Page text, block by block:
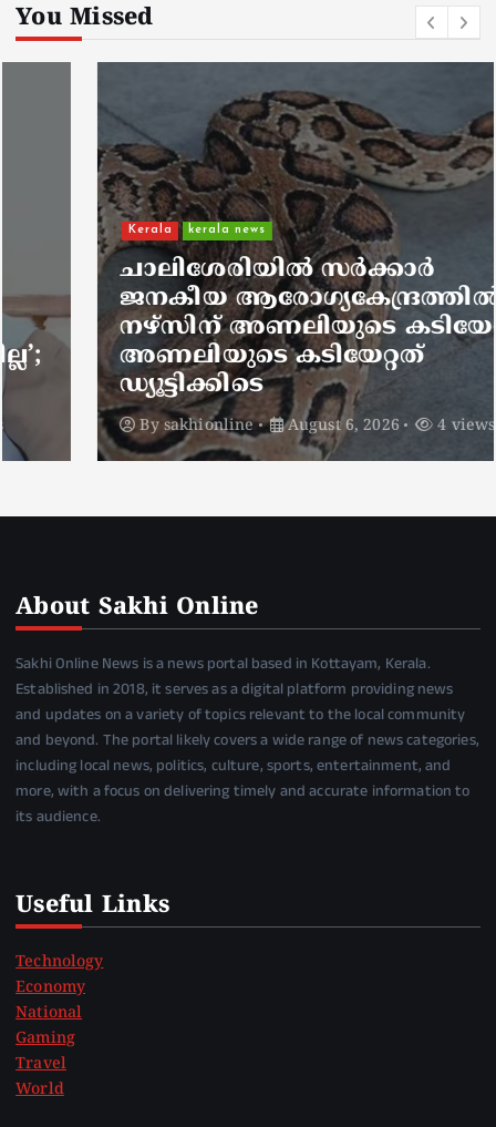
You Missed
kerala news
ചാലിശേരിയില്‍ സര്‍ക്കാര്‍
ജനകീയ ആരോഗ്യകേന്ദ്രത്തില്‍
നഴ്സിന് അണലിയുടെ കടിയേറ്റു;
അണലിയുടെ കടിയേറ്റത്
ഡ്യൂട്ടിക്കിടെ
sakhionline August 6, 2026 4 views
About Sakhi Online
Sakhi Online News is a news portal based in Kottayam, Kerala.
Established in 2018, it serves as a digital platform providing news
and updates on a variety of topics relevant to the local community
and beyond. The portal likely covers a wide range of news categories,
including local news, politics, culture, sports, entertainment, and
more, with a focus on delivering timely and accurate information to
its audience.
Useful Links
Technology
Economy
National
Gaming
Travel
World